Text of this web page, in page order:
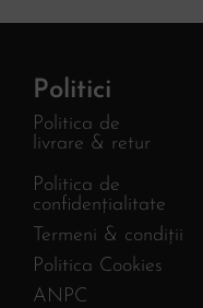
Politici
Politica de
livrare & retur
Politica de
confidențialitate
Termeni & condiții
Politica Cookies
ANPC